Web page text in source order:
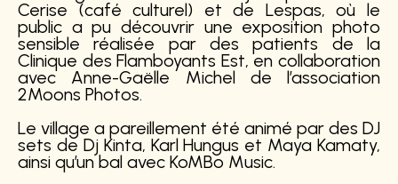
Cerise (café culturel) et de Lespas, où le
public a pu découvrir une exposition photo
sensible réalisée par des patients de la
Clinique des Flamboyants Est, en collaboration
avec Anne-Gaëlle Michel de l’association
2Moons Photos.
Le village a pareillement été animé par des DJ
sets de Dj Kinta, Karl Hungus et Maya Kamaty,
ainsi qu’un bal avec KoMBo Music.